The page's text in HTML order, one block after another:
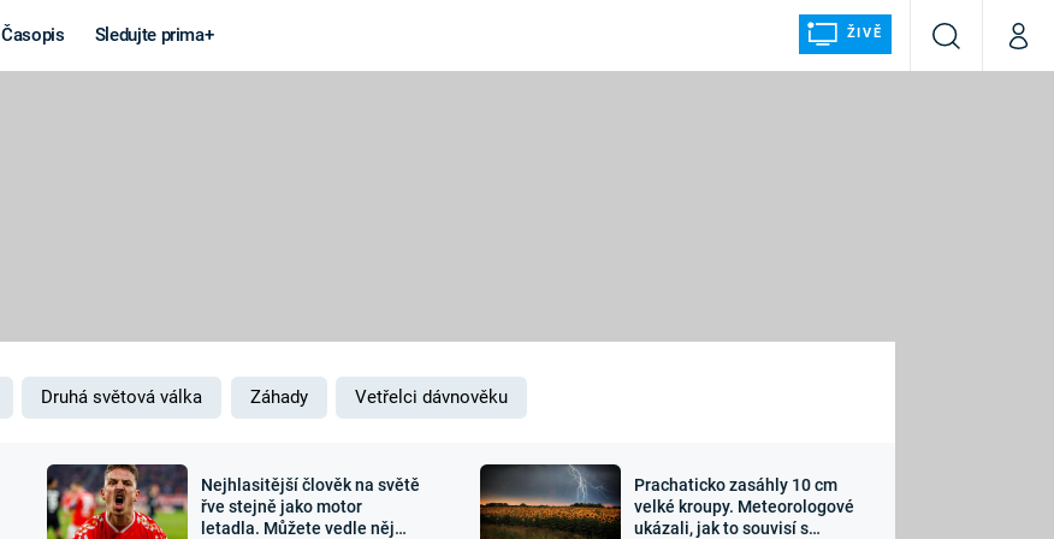
Časopis Sledujte prima+ ŽIVĚ
VyhledáváníMůj
MARS
Záhady a
Zajímavosti Sledujte nás
Druhá světová válka Záhady Vetřelci dávnověku
Nejhlasitější člověk na světě
řve stejně jako motor
letadla. Můžete vedle něj
Prachaticko zasáhly 10 cm
velké kroupy. Meteorologové
ukázali, jak to souvisí s